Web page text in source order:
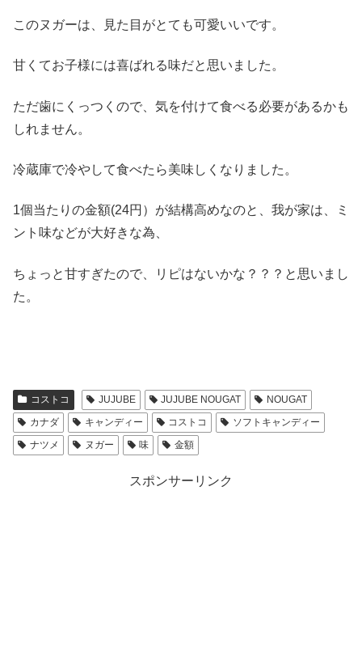
このヌガーは、見た目がとても可愛いいです。
甘くてお子様には喜ばれる味だと思いました。
ただ歯にくっつくので、気を付けて食べる必要があるかも
しれません。
冷蔵庫で冷やして食べたら美味しくなりました。
1個当たりの金額(24円）が結構高めなのと、我が家は、ミ
ント味などが大好きな為、
ちょっと甘すぎたので、リピはないかな？？？と思いまし
た。
コストコ JUJUBE JUJUBE NOUGAT
NOUGAT
カナダ
キャンディー コストコ
ソフトキャンディー
ナツメ
ヌガー 味 金額
スポンサーリンク